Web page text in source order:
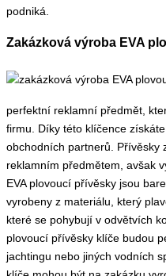
podniká.
Zakázková výroba EVA
perfektní reklamní předmět,
firmu. Díky této klíčence
obchodních partnerů. Přívěsky
reklamním předmětem, avšak
EVA plovoucí přívěsky jsou
vyrobeny z materiálu, který
které se pohybují v odvětvích
plovoucí přívěsky klíče budou
jachtingu nebo jiných vodních